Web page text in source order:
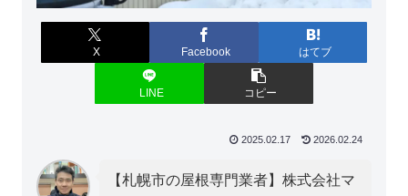
X Facebook はてブ
LINE コピー
2025.02.17 2026.02.24
【札幌市の屋根専門業者】株式会社マ